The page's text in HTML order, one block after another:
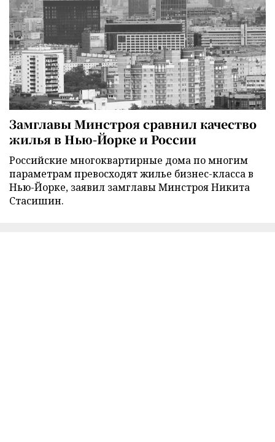
Замглавы Минстроя сравнил качество
жилья в Нью-Йорке и России
Российские многоквартирные дома по многим
параметрам превосходят жилье бизнес-класса в
Нью-Йорке, заявил замглавы Минстроя Никита
Стасишин.